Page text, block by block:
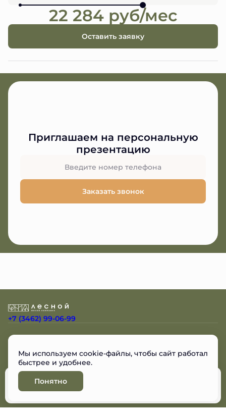
22 284 руб/мес
Оставить заявку
Приглашаем на персональную
презентацию
Заказать звонок
+7 (3462) 99-06-99
Разработано
© ЖК Лесной, 2026
Остались вопросы?
Мы перезвоним
Мы используем cookie-файлы, чтобы сайт работал
быстрее и удобнее.
Понятно